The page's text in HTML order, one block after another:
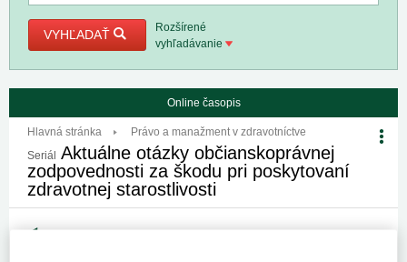
VYHĽADAŤ
Rozšírené
vyhľadávanie
Online časopis
Hlavná stránka
Právo a manažment v zdravotníctve
Seriál Aktuálne otázky občianskoprávnej
zodpovednosti za škodu pri poskytovaní
zdravotnej starostlivosti